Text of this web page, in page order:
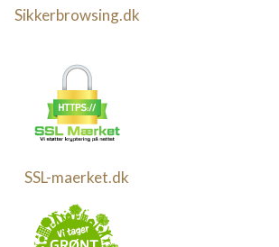
Sikkerbrowsing.dk
SSL-maerket.dk